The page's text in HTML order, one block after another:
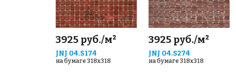
3925 руб./м²
JNJ 04.S174
на бумаге 318x318
3925 руб./м²
JNJ 04.S274
на бумаге 318x318